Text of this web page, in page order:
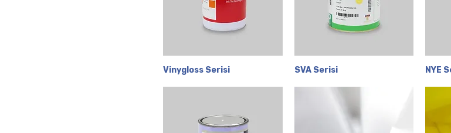
Hızlı Bakış
Vinygloss Serisi Hızlı Bakış
SVA Serisi NYE